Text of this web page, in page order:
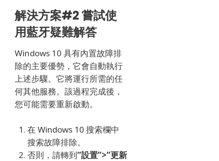
解決方案#2 嘗試使
用藍牙疑難解答
Windows 10 具有內置故障排
除的主要優勢，它會自動執行
上述步驟。 它將運行所需的任
何其他服務。 該過程完成後，
您可能需要重新啟動。
在 Windows 10 搜索欄中
搜索故障排除。
否則，請轉到“設置”>“更新